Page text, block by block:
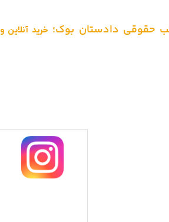
حقوقی دادستان بوک؛ خرید آنلاین و